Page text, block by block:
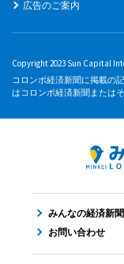
広告のご案内
Copyright 2023 Sun Capital
コロンボ経済新聞に掲載の
はコロンボ経済新聞または
みんなの経済新
お問い合わせ